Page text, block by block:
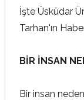
İşte Üsküdar
Tarhan'ın
BİR İNSAN
Bir insan